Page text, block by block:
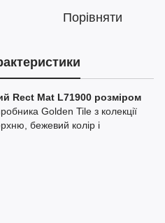
Порівняти
Rect Mat L71900 розміром
Golden Tile з колекції
бежевий колір і